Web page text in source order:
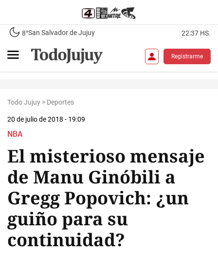
8°San Salvador de Jujuy 22:37 HS.
Registrarme
Todo Jujuy > Deportes
20 de julio de 2018 - 19:09
NBA
El misterioso mensaje
de Manu Ginóbili a
Gregg Popovich: ¿un
guiño para su
continuidad?